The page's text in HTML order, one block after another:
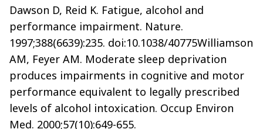
Dawson D, Reid K. Fatigue, alcohol and
performance impairment. Nature.
1997;388(6639):235. doi:10.1038/40775Williamson
AM, Feyer AM. Moderate sleep deprivation
produces impairments in cognitive and motor
performance equivalent to legally prescribed
levels of alcohol intoxication. Occup Environ
Med. 2000;57(10):649-655.